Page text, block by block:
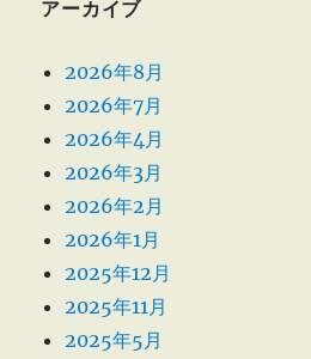
アーカイブ
2026年8月
2026年7月
2026年4月
2026年3月
2026年2月
2026年1月
2025年12月
2025年11月
2025年5月